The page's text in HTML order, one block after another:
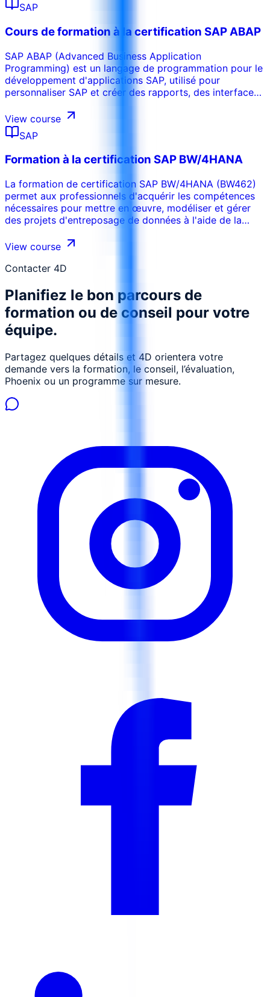
Commerce.
SAP
Cours de formation à la certification SAP ABAP
SAP ABAP (Advanced Business Application
Programming) est un langage de programmation pour le
développement d'applications SAP, utilisé pour
personnaliser SAP et créer des rapports, des interfaces
dorsale de la logique d'entreprise dans les systèmes
SAP, la formation de certification SAP ABAP fournit une
base solide à la programmation ABAP. Les participants
acquièrent une expertise dans les techniques, les outils
et les concepts ABAP pour développer des applications,
améliorations au système.
View course
SAP
Formation à la certification SAP BW/4HANA
La formation de certification SAP BW/4HANA (BW462)
permet aux professionnels d'acquérir les compétences
nécessaires pour mettre en œuvre, modéliser et gérer
des projets d'entreposage de données à l'aide de la
acquièrent l'expertise pour tirer parti des fonctionnalités
View course
Contacter 4D
Planifiez le bon parcours de
formation ou de conseil pour votre
équipe.
Partagez quelques détails et 4D orientera votre
demande vers la formation, le conseil, l’évaluation,
Phoenix ou un programme sur mesure.